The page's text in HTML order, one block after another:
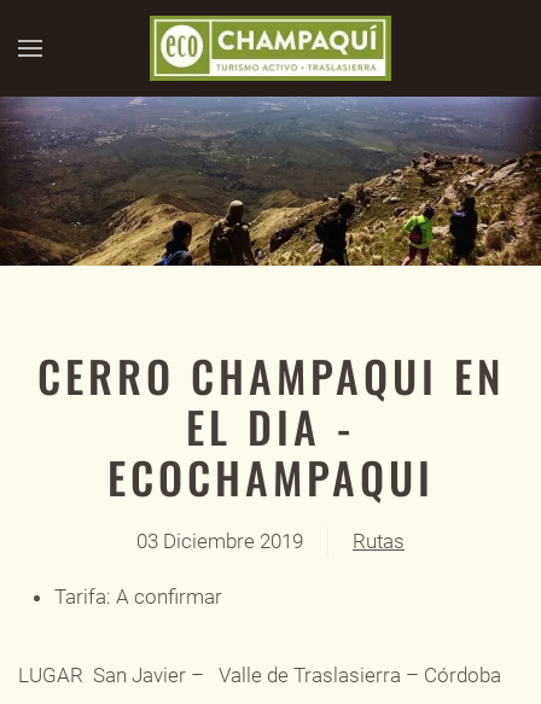
Skip to main content
CERRO CHAMPAQUI EN
EL DIA -
ECOCHAMPAQUI
03 Diciembre 2019 Rutas
Tarifa: A confirmar
LUGAR San Javier – Valle de Traslasierra – Córdoba